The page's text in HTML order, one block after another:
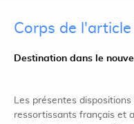
Corps de
Destination dans le
Les présentes
ressortissants français et